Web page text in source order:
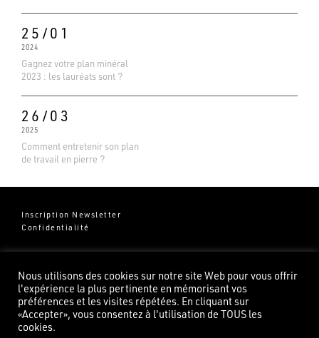
25/01
2024
Gagnez votre plan minéral
2023 : les lauréats sont ?
26/03
2025
Comment entretenir son plan
de travail en pierre ?
Inscription Newsletter
Confidentialité
Groupe Pierredeplan
82100 Castelsarrasin
Nous utilisons des cookies sur notre site Web pour vous offrir
l'expérience la plus pertinente en mémorisant vos
préférences et les visites répétées. En cliquant sur
«Accepter», vous consentez à l'utilisation de TOUS les
cookies.